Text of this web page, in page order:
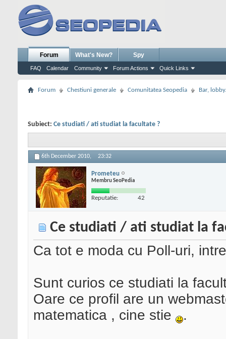
Forum
FAQ Calendar Community Forum Actions Quick Links
What's New? Spy
Forum Chestiuni generale Comunitatea Seopedia Bar,
Subiect: Ce studiati / ati studiat la facultate ?
6th December 2010, 23:32
Prometeu
Membru SeoPedia
Reputatie: 42
Ce studiati / ati studiat la
Ca tot e moda cu Poll-uri,
Sunt curios ce studiati la
Oare ce profil are un
matematica , cine stie
.